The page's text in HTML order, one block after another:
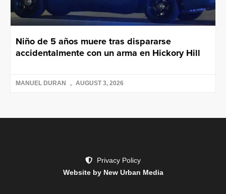
Niño de 5 años muere tras dispararse
accidentalmente con un arma en Hickory Hill
MANUEL DURAN AUGUST 3, 2026
Privacy Policy
Website by New Urban Media